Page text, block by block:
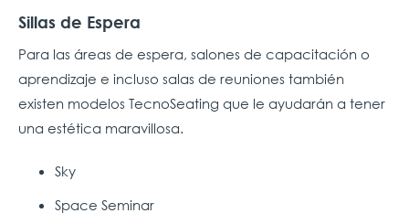
Sillas de Espera
Para las áreas de espera, salones de capacitación o
aprendizaje e incluso salas de reuniones también
existen modelos TecnoSeating que le ayudarán a tener
una estética maravillosa.
Sky
Space Seminar